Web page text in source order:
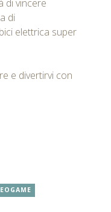
di vincere
di
elettrica super
e divertirvi con